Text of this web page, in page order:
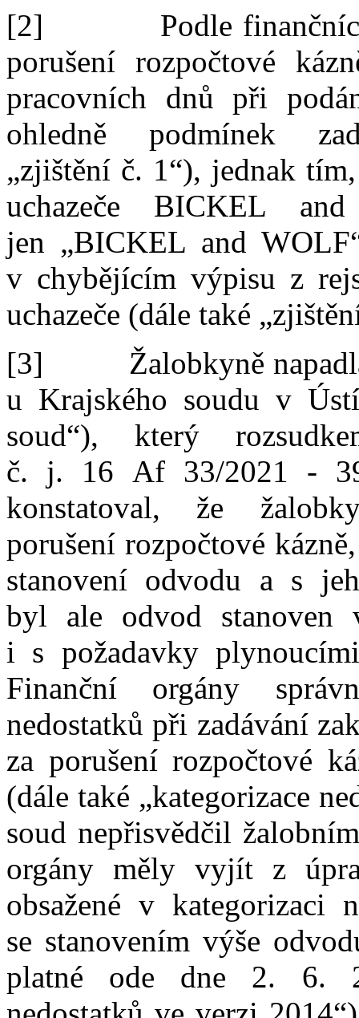
[2]
Podle
porušení rozpočtové
pracovních dnůpři
ohledně podmínek
„zjištění č. 1“), jednak
uchazeče BICKEL
jen „BICKEL and
v chybějícím výpisu z
uchazeče (dále také
[3]
Žalobkyně
u Krajského soudu v
soud“), který
č.
j. 16 Af 33/2021 ‑
konstatoval, že
porušení rozpočtové
stanovení odvodu a s
byl
ale
odvod stanoven
i s požadavky
Finanční orgány
nedostatkůpři zadávání
za porušení rozpočtové
(dále také „kategorizace
soud nepřisvědčil
orgány měly vyjít z
obsažené v kategorizaci
se stanovením výše
platné ode dne 2. 6.